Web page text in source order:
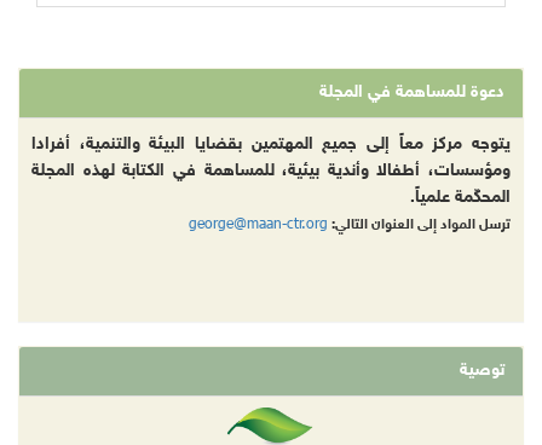
دعوة للمساهمة في المجلة
يتوجه مركز معاً إلى جميع المهتمين بقضايا البيئة والتنمية، أفرادا
ومؤسسات، أطفالا وأندية بيئية، للمساهمة في الكتابة لهذه المجلة
المحكّمة علمياً.
ترسل المواد إلى العنوان التالي: george@maan-ctr.org
توصية